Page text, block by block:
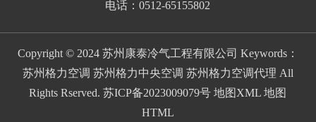
电话：0512-65155802
Copyright © 2024 苏州康泰冷气工程有限公司 Keywords：
苏州格力空调 苏州格力中央空调 苏州格力空调代理 All
Rights Rserved.苏ICP备2023009079号 地图XML 地图
HTML